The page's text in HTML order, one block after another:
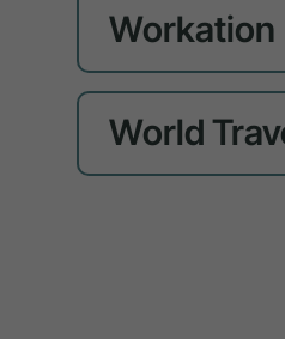
Workation
World